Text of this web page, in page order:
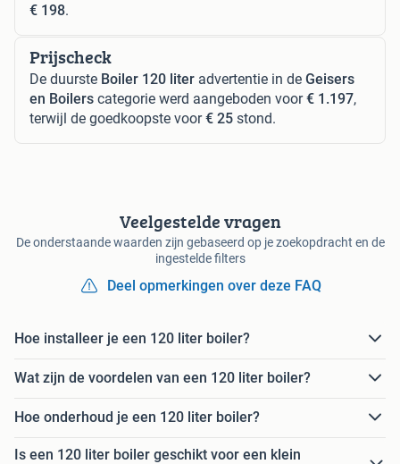
€ 198.
Prijscheck
De duurste Boiler 120 liter advertentie in de Geisers
en Boilers categorie werd aangeboden voor€ 1.197,
terwijl de goedkoopste voor€ 25 stond.
Veelgestelde vragen
De onderstaande waarden zijn gebaseerd op je zoekopdracht en de
ingestelde filters
Deel opmerkingen over deze FAQ
Hoe installeer je een 120 liter boiler?
Wat zijn de voordelen van een 120 liter boiler?
Hoe onderhoud je een 120 liter boiler?
Is een 120 liter boiler geschikt voor een klein